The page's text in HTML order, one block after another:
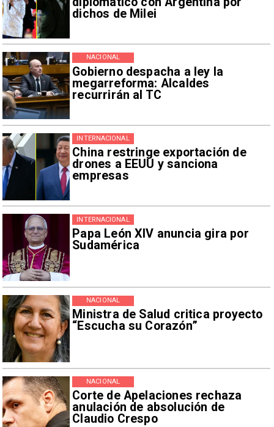
dichos de Milei
Gobierno despacha a ley la
megarreforma: Alcaldes
recurrirán al TC
NACIONAL
China restringe exportación de
drones a EEUU y sanciona
empresas
INTERNACIONAL
Papa León XIV anuncia gira por
Sudamérica
INTERNACIONAL
Ministra de Salud critica proyecto
“Escucha su Corazón”
NACIONAL
Corte de Apelaciones rechaza
anulación de absolución de
Claudio Crespo
NACIONAL